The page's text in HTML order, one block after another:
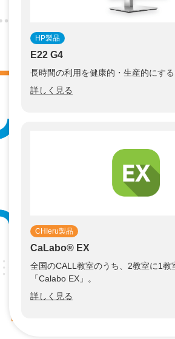
HP製品
E22 G4
長時間の利用を健康的・生産的にする
詳しく見る
CHIeru製品
CaLabo®︎ EX
全国のCALL教室のうち、2教室に1教
「Calabo EX」。
詳しく見る